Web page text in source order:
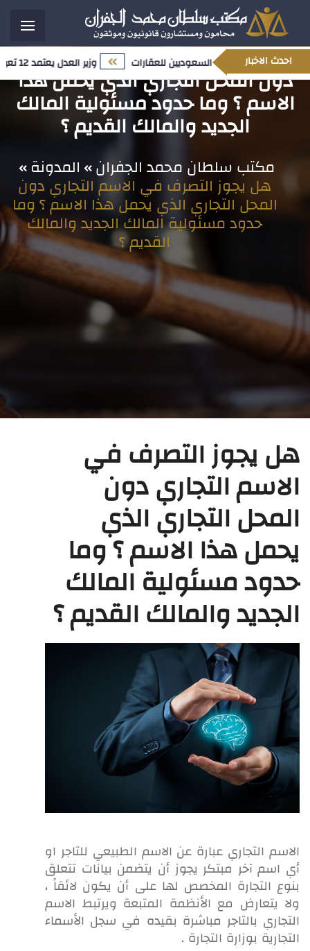
احدث الاخبار وزير العدل يعتمد 12 تعيينًا قياديًا ضمن مسار تمكين الكفاءات الوطنية وتعزيز النضج المؤسسي بملكية غير السعوديين للعقارات
هل يجوز التصرف في الاسم التجاري
دون المحل التجاري الذي يحمل هذا
الاسم ؟ وما حدود مسئولية المالك
الجديد والمالك القديم ؟
مكتب سلطان محمد الجفران المدونة
هل يجوز التصرف في الاسم التجاري دون
المحل التجاري الذي يحمل هذا الاسم ؟ وما
حدود مسئولية المالك الجديد والمالك
القديم ؟
هل يجوز التصرف في
الاسم التجاري دون
المحل التجاري الذي
يحمل هذا الاسم ؟ وما
حدود مسئولية المالك
الجديد والمالك القديم ؟
الاسم التجاري عبارة عن الاسم الطبيعي للتاجر او
أي اسم آخر مبتكر يجوز أن يتضمن بيانات تتعلق
بنوع التجارة المخصص لها على أن يكون لائقاً ،
ولا يتعارض مع الأنظمة المتبعة ويرتبط الاسم
التجاري بالتاجر مباشرة بقيده في سجل الأسماء
التجارية بوزارة التجارة .